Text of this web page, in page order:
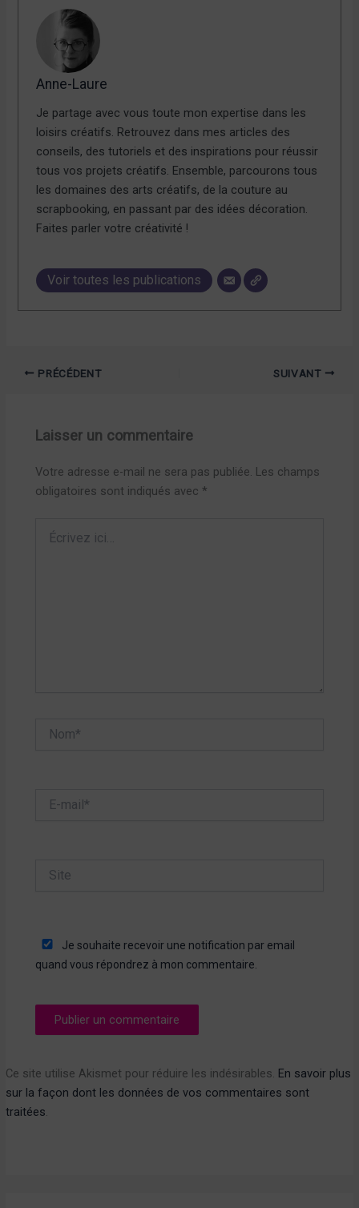
Anne-Laure
Je partage avec vous toute mon expertise dans les
loisirs créatifs. Retrouvez dans mes articles des
conseils, des tutoriels et des inspirations pour réussir
tous vos projets créatifs. Ensemble, parcourons tous
les domaines des arts créatifs, de la couture au
scrapbooking, en passant par des idées décoration.
Faites parler votre créativité !
Voir toutes les publications
PRÉCÉDENT SUIVANT
Laisser un commentaire
Votre adresse e-mail ne sera pas publiée. Les champs
obligatoires sont indiqués avec *
ici…
mail*
Je souhaite recevoir une notification par email
quand vous répondrez à mon commentaire.
Ce site utilise Akismet pour réduire les indésirables. En savoir plus
sur la façon dont les données de vos commentaires sont
traitées.